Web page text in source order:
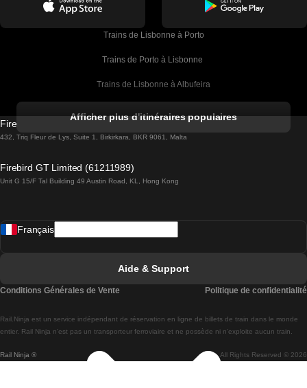
Trains de Lisbonne à Porto
Trains de Porto à Lisbonne
Trains de Lisbonne à Albufeira
Trains de Lisbonne à Lagos
Trains de Lisbonne à Madrid
Trains de Lisbonne à Braga
Trains de Braga à Lisbonne
Afficher plus d'itinéraires populaires
Firebird GT Limited (OC 1451)
432, Triq Fleur de Lys, Suite 1, Birkirkara, BKR 9061, Malta
Firebird GT Limited (61211989)
Unit G 15/F Tal Building 49 Austin Road, KL, Hong Kong
Rail Ninja ® All Rights Reserved © 2026
Rail.Ninja est un service indépendant de réservation en ligne de billets de train dans le monde
entier. Rail Ninja n'est pas un transporteur ferroviaire et ne possède ni n'exploite aucun train.
Français
Aide & Support
Conditions Générales de Vente Politique de confidentialité